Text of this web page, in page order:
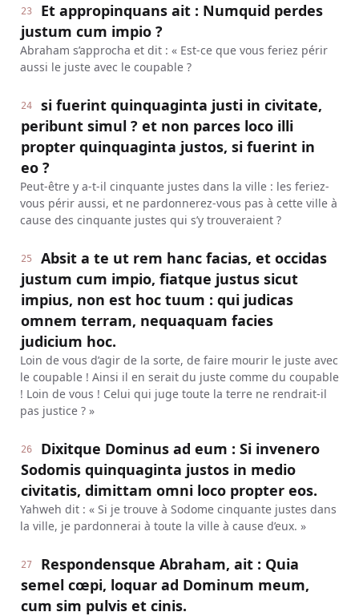
23
Et appropinquans ait : Numquid perdes
justum cum impio ?
Abraham s’approcha et dit : « Est-ce que vous feriez périr
aussi le juste avec le coupable ?
24
si fuerint quinquaginta justi in civitate,
peribunt simul ? et non parces loco illi
propter quinquaginta justos, si fuerint in
eo ?
Peut-être y a-t-il cinquante justes dans la ville : les feriez-
vous périr aussi, et ne pardonnerez-vous pas à cette ville à
cause des cinquante justes qui s’y trouveraient ?
25
Absit a te ut rem hanc facias, et occidas
justum cum impio, fiatque justus sicut
impius, non est hoc tuum : qui judicas
omnem terram, nequaquam facies
judicium hoc.
Loin de vous d’agir de la sorte, de faire mourir le juste avec
le coupable ! Ainsi il en serait du juste comme du coupable
! Loin de vous ! Celui qui juge toute la terre ne rendrait-il
pas justice ? »
26
Dixitque Dominus ad eum : Si invenero
Sodomis quinquaginta justos in medio
civitatis, dimittam omni loco propter eos.
Yahweh dit : « Si je trouve à Sodome cinquante justes dans
la ville, je pardonnerai à toute la ville à cause d’eux. »
27
Respondensque Abraham, ait : Quia
semel cœpi, loquar ad Dominum meum,
cum sim pulvis et cinis.